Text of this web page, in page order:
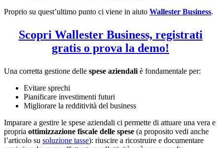
Proprio su quest’ultimo punto ci viene in aiuto Wallester Business.
Scopri Wallester Business, registrati
gratis o prova la demo!
Una corretta gestione delle spese aziendaliè fondamentale per:
Evitare sprechi
Pianificare investimenti futuri
Migliorare la redditività del business
Imparare a gestire le spese aziendali ci permette di attuare una vera e
propria ottimizzazione fiscale delle spese (a proposito vedi anche
l’articolo su soluzione tasse): riuscire a ricostruire e documentare